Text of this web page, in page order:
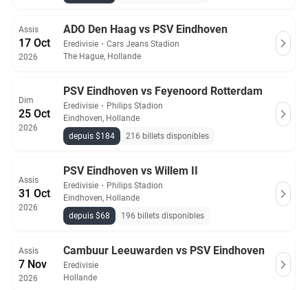
Assis
17 Oct
2026
ADO Den Haag vs PSV Eindhoven
Eredivisie ・ Cars Jeans Stadion
The Hague, Hollande
Dim
25 Oct
2026
PSV Eindhoven vs Feyenoord Rotterdam
Eredivisie ・ Philips Stadion
Eindhoven, Hollande
depuis $184
216 billets disponibles
Assis
31 Oct
2026
PSV Eindhoven vs Willem II
Eredivisie ・ Philips Stadion
Eindhoven, Hollande
depuis $68
196 billets disponibles
Assis
7 Nov
2026
Cambuur Leeuwarden vs PSV Eindhoven
Eredivisie
Hollande